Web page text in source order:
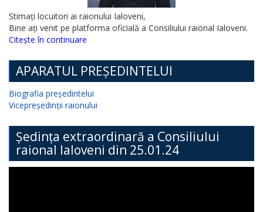
Stimați locuitori ai raionului Ialoveni,
Bine ați venit pe platforma oficială a Consiliului raional Ialoveni.
Citește în continuare
APARATUL PREȘEDINTELUI
Biografia președintelui
Vicepreședinții raionului
Ședința extraordinară a Consiliului
raional Ialoveni din 25.01.24